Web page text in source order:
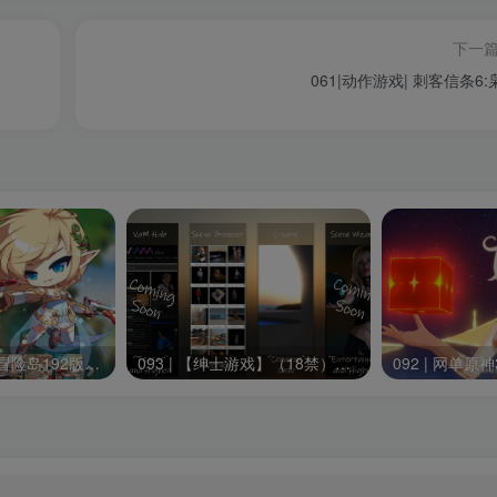
下一
061|动作游戏| 刺客信
152|2024最新【冒险岛192版】30职业一键端，可局域网+GM工具及视频教程 093 | 【绅士游戏】（18禁）虚拟实境世界V1.2.0